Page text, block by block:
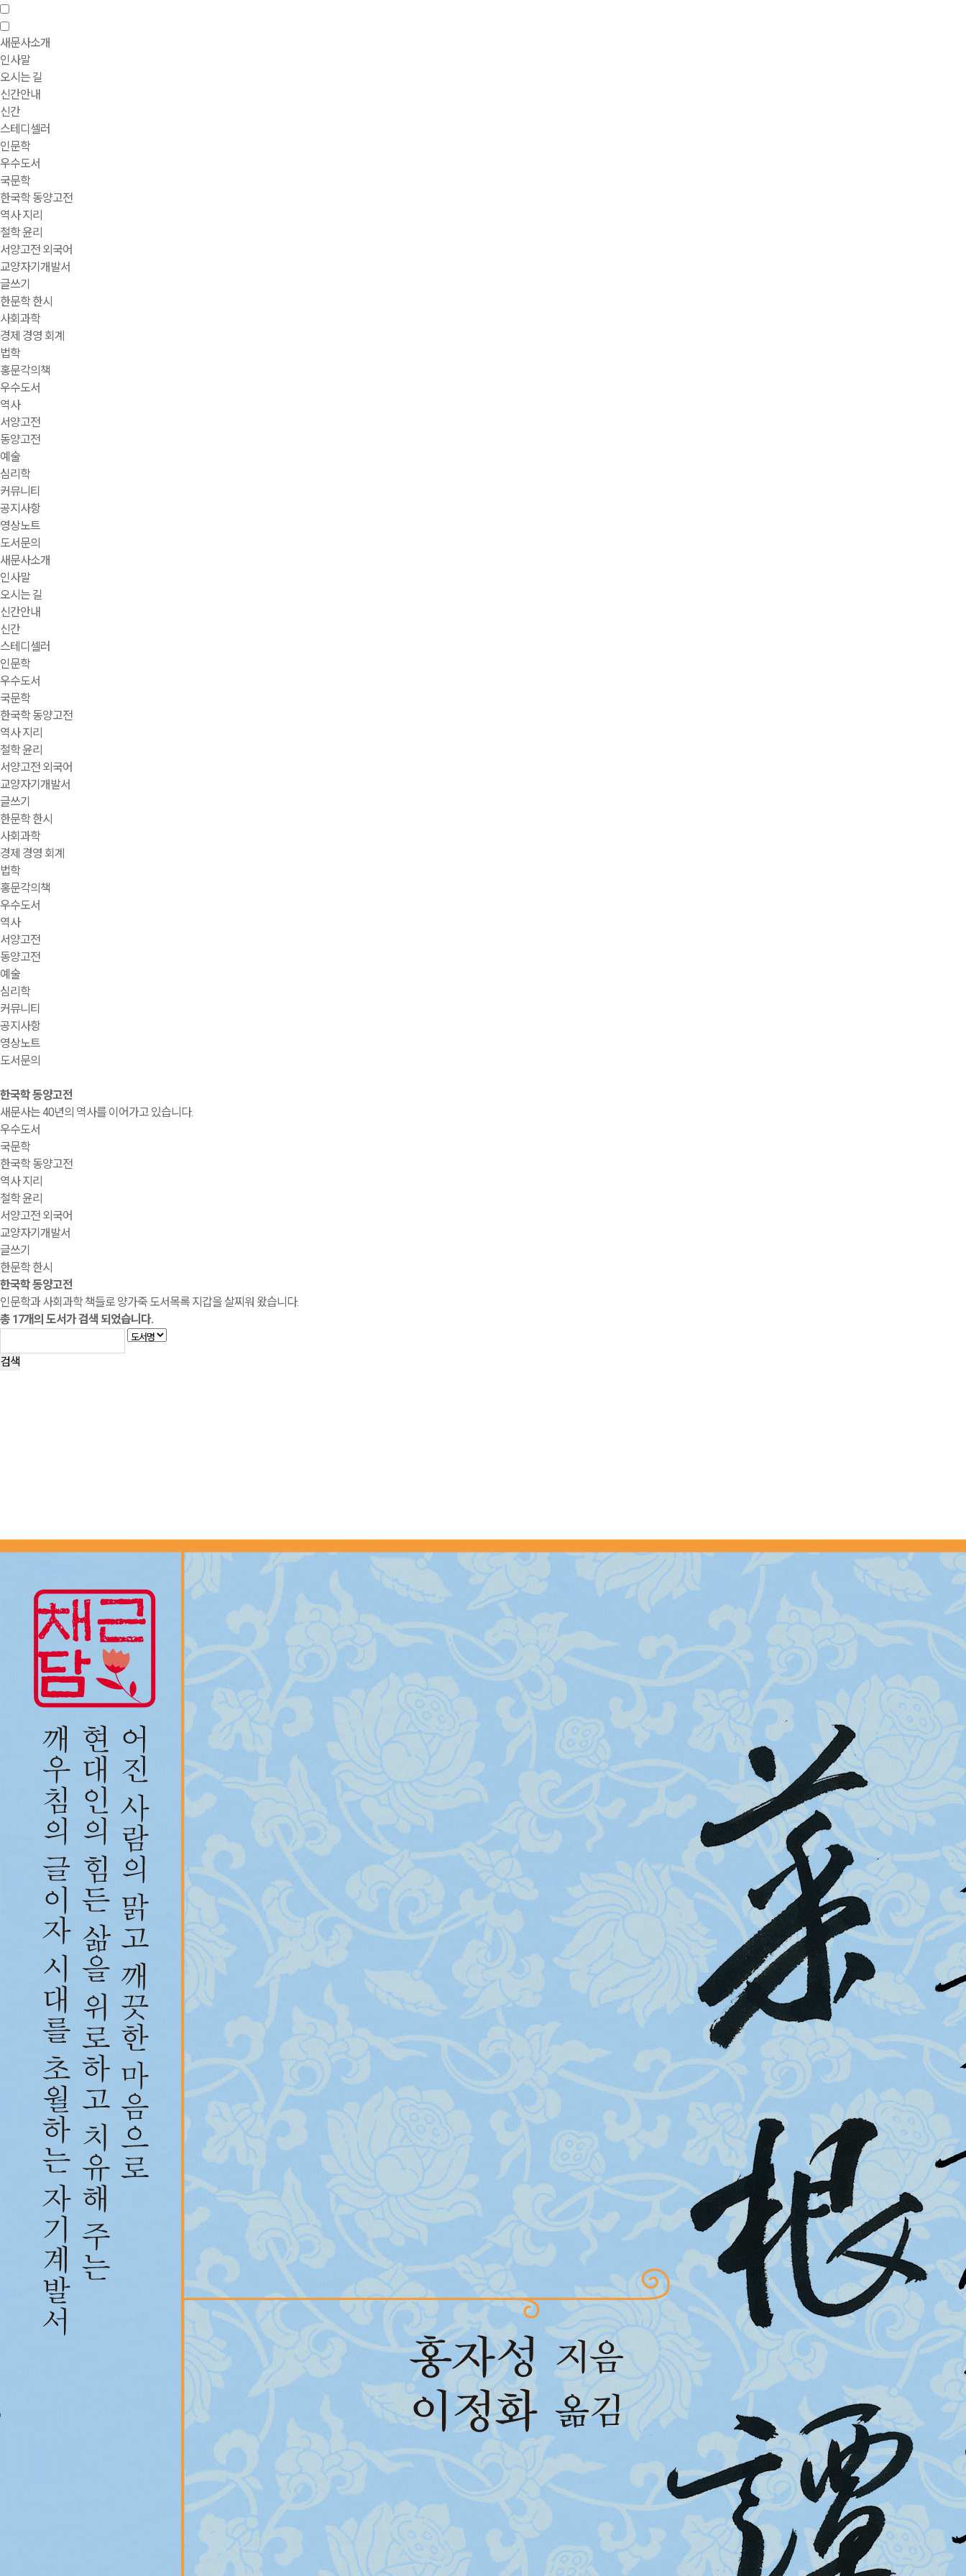
새문사소개
인사말
오시는 길
신간안내
신간
스테디셀러
인문학
우수도서
국문학
한국학 동양고전
역사 지리
철학 윤리
서양고전 외국어
교양자기개발서
글쓰기
한문학 한시
사회과학
경제 경영 회계
법학
홍문각의책
우수도서
역사
서양고전
동양고전
예술
심리학
커뮤니티
공지사항
영상노트
도서문의
새문사소개
인사말
오시는 길
신간안내
신간
스테디셀러
인문학
우수도서
국문학
한국학 동양고전
역사 지리
철학 윤리
서양고전 외국어
교양자기개발서
글쓰기
한문학 한시
사회과학
경제 경영 회계
법학
홍문각의책
우수도서
역사
서양고전
동양고전
예술
심리학
커뮤니티
공지사항
영상노트
도서문의
한국학 동양고전
새문사는 40년의 역사를 이어가고 있습니다.
우수도서
국문학
한국학 동양고전
역사 지리
철학 윤리
서양고전 외국어
교양자기개발서
글쓰기
한문학 한시
한국학 동양고전
인문학과 사회과학 책들로 양가죽 도서목록 지갑을 살찌워 왔습니다.
총 17개의 도서가 검색 되었습니다.
검색